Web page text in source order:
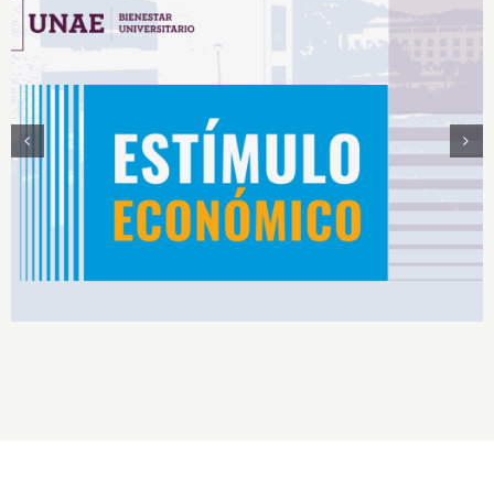
Estímulos Económicos para Deportistas de Alto
Rendimiento IS2026